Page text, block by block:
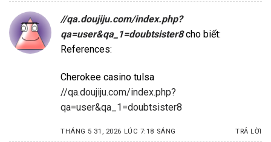
//qa.doujiju.com/index.php?
qa=user&qa_1=doubtsister8 cho biết:
References:
Cherokee casino tulsa
//qa.doujiju.com/index.php?
qa=user&qa_1=doubtsister8
THÁNG 5 31, 2026 LÚC 7:18 SÁNG TRẢ LỜI